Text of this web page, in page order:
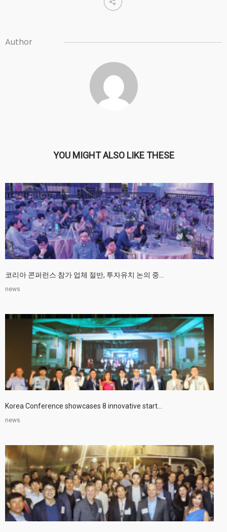
Author
YOU MIGHT ALSO LIKE THESE
코리아 콘퍼런스 참가 업체 절반, 투자유치 논의 중...
news
Korea Conference showcases 8 innovative start...
news